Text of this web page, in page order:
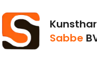
Sabbe